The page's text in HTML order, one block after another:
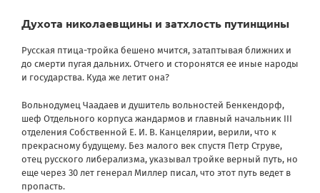
Духота николаевщины и затхлость путинщины
Русская птица-тройка бешено мчится, затаптывая ближних и
до смерти пугая дальних. Отчего и сторонятся ее иные народы
и государства. Куда же летит она?
Вольнодумец Чаадаев и душитель вольностей Бенкендорф,
шеф Отдельного корпуса жандармов и главный начальник III
отделения Собственной Е. И. В. Канцелярии, верили, что к
прекрасному будущему. Без малого век спустя Петр Струве,
отец русского либерализма, указывал тройке верный путь, но
еще через 30 лет генерал Миллер писал, что этот путь ведет в
пропасть.